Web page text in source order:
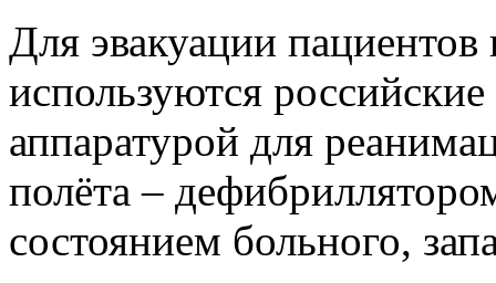
Для эвакуации
используются
аппаратурой для
полёта –
состоянием больного,